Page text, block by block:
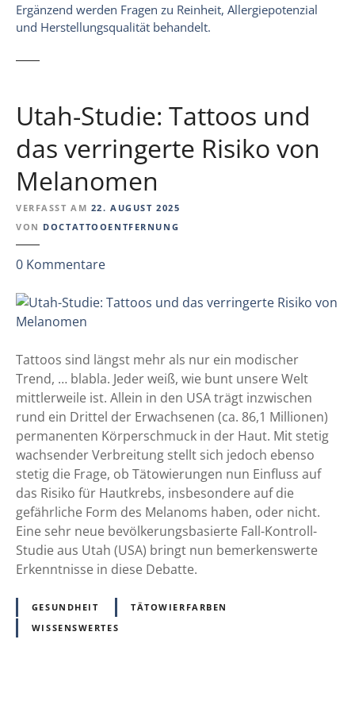
Ergänzend werden Fragen zu Reinheit, Allergiepotenzial
und Herstellungsqualität behandelt.
Utah-Studie: Tattoos und
das verringerte Risiko von
Melanomen
VERFASST AM 22. AUGUST 2025
VON DOCTATTOOENTFERNUNG
0 Kommentarez
U
h
-
S
t
u
d
i
e
:
T
a
t
o
Tattoos sind längst mehr als nur ein modischer
Trend, … blabla. Jeder weiß, wie bunt unsere Welt
mittlerweile ist. Allein in den USA trägt inzwischen
rund ein Drittel der Erwachsenen (ca. 86,1 Millionen)
permanenten Körperschmuck in der Haut. Mit stetig
wachsender Verbreitung stellt sich jedoch ebenso
stetig die Frage, ob Tätowierungen nun Einfluss auf
das Risiko für Hautkrebs, insbesondere auf die
gefährliche Form des Melanoms haben, oder nicht.
Eine sehr neue bevölkerungsbasierte Fall-Kontroll-
Studie aus Utah (USA) bringt nun bemerkenswerte
Erkenntnisse in diese Debatte.
GESUNDHEIT
TÄTOWIERFARBEN
WISSENSWERTES